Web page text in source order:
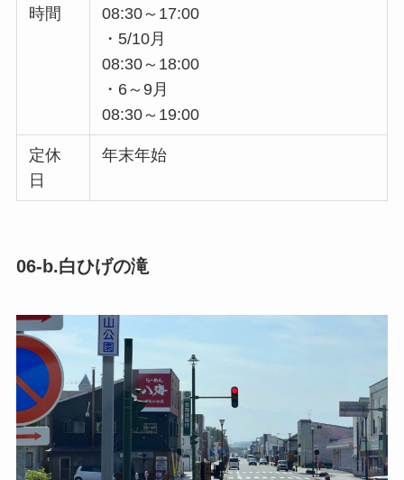
時間
08:30～17:00
・5/10月
08:30～18:00
・6～9月
08:30～19:00
定休
日
年末年始
06-b.白ひげの滝